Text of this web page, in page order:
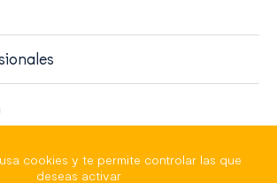
cookies y te permite controlar las que
deseas activar